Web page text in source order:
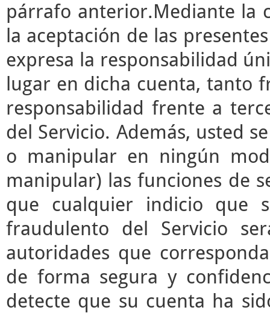
párrafo anterior.Mediante la
la aceptación de las
expresa la responsabilidad
lugar en dicha cuenta, tanto
responsabilidad frente a
del Servicio. Además, usted
o manipular en ningún
manipular) las funciones de
que cualquier indicio que
fraudulento del Servicio
autoridades que
de forma segura y
detecte que su cuenta ha